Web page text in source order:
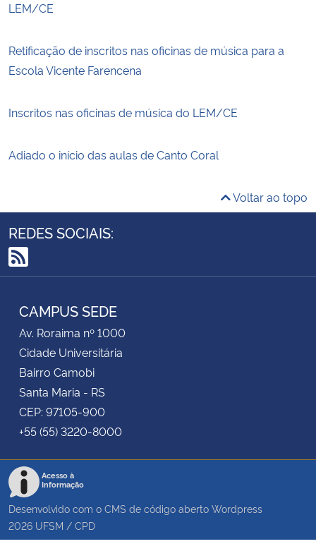
LEM/CE
Retificação de inscritos nas oficinas de música para a
Escola Vicente Farencena
Inscritos nas oficinas de música do LEM/CE
Adiado o início das aulas de Canto Coral
Voltar ao topo
REDES SOCIAIS:
RSS
CAMPUS SEDE
Av. Roraima nº 1000
Cidade Universitária
Bairro Camobi
Santa Maria - RS
CEP: 97105-900
+55 (55) 3220-8000
Acesso à
Informação
Desenvolvido com o CMS de código aberto Wordpress
2026 UFSM / CPD